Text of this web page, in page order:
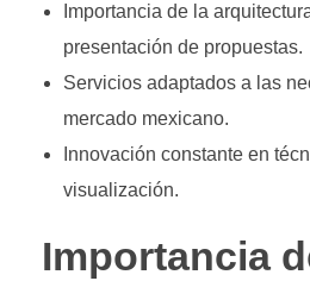
Importancia de la
presentación de propuestas.
Servicios adaptados a las
mercado mexicano.
Innovación constante en
visualización.
Importancia